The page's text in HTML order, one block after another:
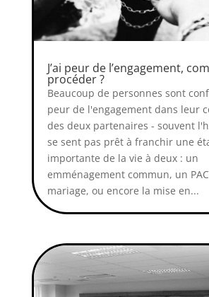
J’ai peur de l’engagement,
procéder ?
Beaucoup de personnes sont
peur de l'engagement dans leur
des deux partenaires - souvent
se sent pas prêt à franchir une
importante de la vie à deux : un
emménagement commun, un
mariage, ou encore la mise en...